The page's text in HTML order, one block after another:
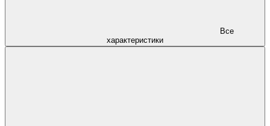
характеристики